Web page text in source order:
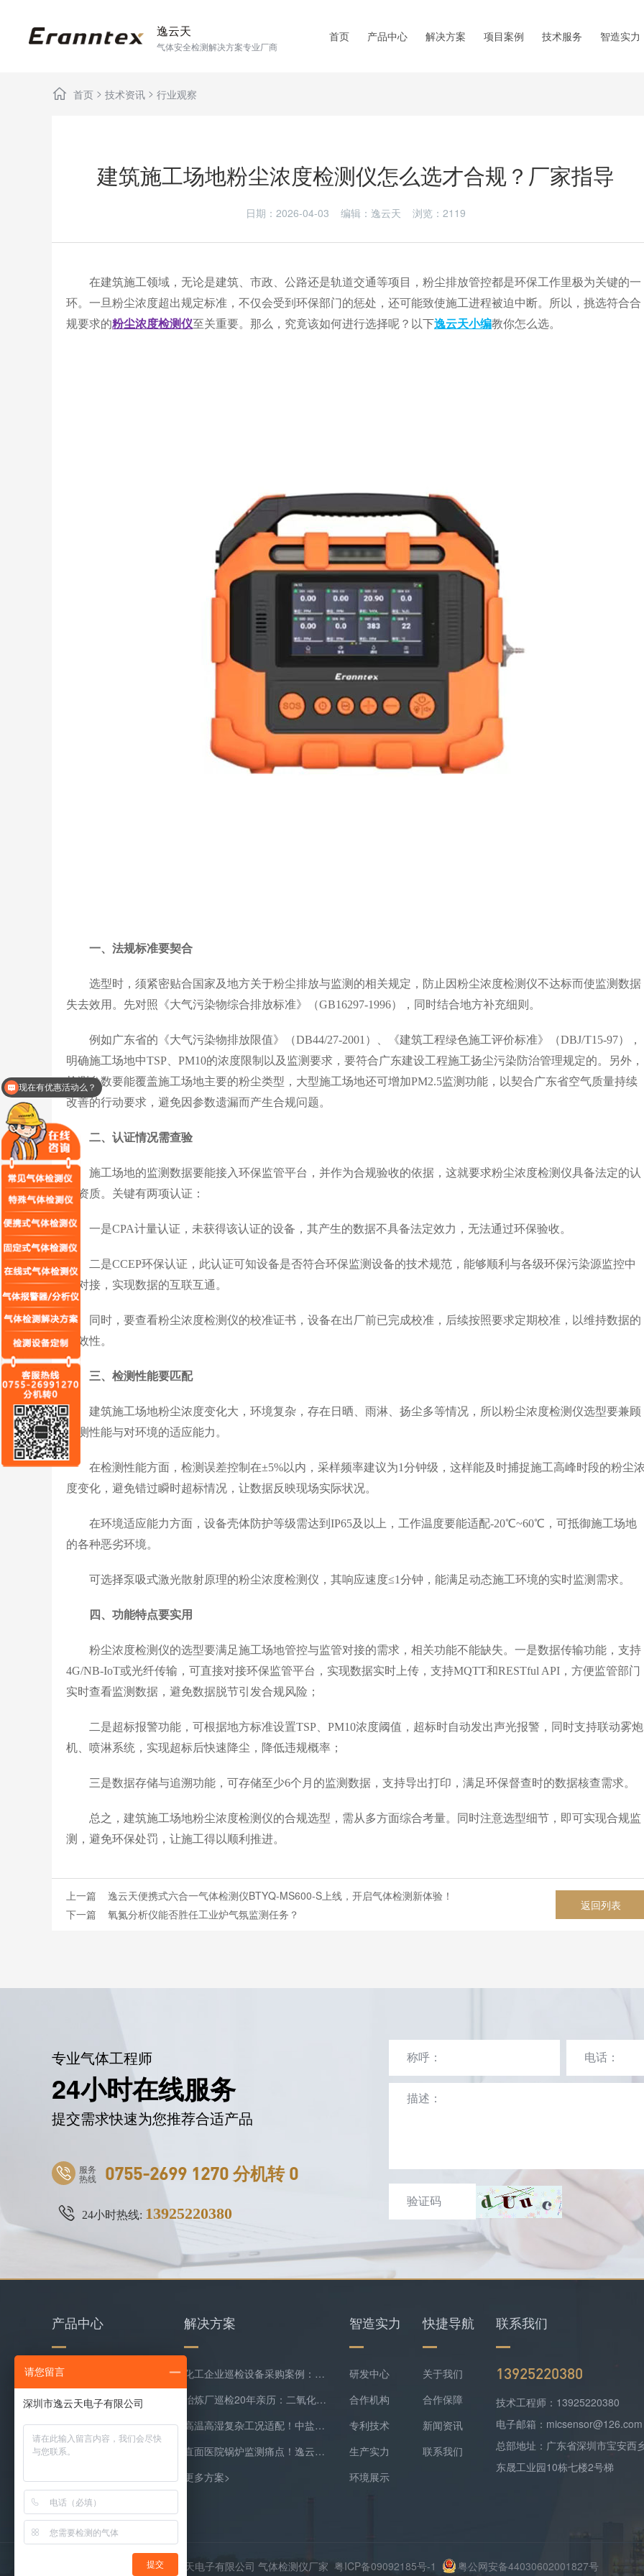
逸云天
气体安全检测解决方案专业厂商
首页 产品中心 解决方案 项目案例 技术服务 智造实力
首页 > 技术资讯 > 行业观察
建筑施工场地粉尘浓度检测仪怎么选才合规？厂家指导
日期：2026-04-03 编辑：逸云天 浏览： 2119
在建筑施工领域，无论是建筑、市政、公路还是轨道交通等项目，粉尘排放管控都是环保工作里极为关键的一
环。一旦粉尘浓度超出规定标准，不仅会受到环保部门的惩处，还可能致使施工进程被迫中断。所以，挑选符合合
规要求的粉尘浓度检测仪至关重要。那么，究竟该如何进行选择呢？以下逸云天小编教你怎么选。
一、法规标准要契合
选型时，须紧密贴合国家及地方关于粉尘排放与监测的相关规定，防止因粉尘浓度检测仪不达标而使监测数据
失去效用。先对照《大气污染物综合排放标准》（GB16297-1996），同时结合地方补充细则。
例如广东省的《大气污染物排放限值》（DB44/27-2001）、《建筑工程绿色施工评价标准》（DBJ/T15-97），
明确施工场地中TSP、PM10的浓度限制以及监测要求，要符合广东建设工程施工扬尘污染防治管理规定的。另外，
检测参数要能覆盖施工场地主要的粉尘类型，大型施工场地还可增加PM2.5监测功能，以契合广东省空气质量持续
改善的行动要求，避免因参数遗漏而产生合规问题。
二、认证情况需查验
施工场地的监测数据要能接入环保监管平台，并作为合规验收的依据，这就要求粉尘浓度检测仪具备法定的认
证资质。关键有两项认证：
一是CPA计量认证，未获得该认证的设备，其产生的数据不具备法定效力，无法通过环保验收。
二是CCEP环保认证，此认证可知设备是否符合环保监测设备的技术规范，能够顺利与各级环保污染源监控中
心对接，实现数据的互联互通。
同时，要查看粉尘浓度检测仪的校准证书，设备在出厂前已完成校准，后续按照要求定期校准，以维持数据的
有效性。
三、检测性能要匹配
建筑施工场地粉尘浓度变化大，环境复杂，存在日晒、雨淋、扬尘多等情况，所以粉尘浓度检测仪选型要兼顾
检测性能与对环境的适应能力。
在检测性能方面，检测误差控制在±5%以内，采样频率建议为1分钟级，这样能及时捕捉施工高峰时段的粉尘
度变化，避免错过瞬时超标情况，让数据反映现场实际状况。
在环境适应能力方面，设备壳体防护等级需达到IP65及以上，工作温度要能适配-20℃~60℃，可抵御施工场地
的各种恶劣环境。
可选择泵吸式激光散射原理的粉尘浓度检测仪，其响应速度≤1分钟，能满足动态施工环境的实时监测需求。
四、功能特点要实用
粉尘浓度检测仪的选型要满足施工场地管控与监管对接的需求，相关功能不能缺失。一是数据传输功能，支持
4G/NB-IoT或光纤传输，可直接对接环保监管平台，实现数据实时上传，支持MQTT和RESTful API，方便监管部门
实时查看监测数据，避免数据脱节引发合规风险；
二是超标报警功能，可根据地方标准设置TSP、PM10浓度阈值，超标时自动发出声光报警，同时支持联动雾炮
机、喷淋系统，实现超标后快速降尘，降低违规概率；
三是数据存储与追溯功能，可存储至少6个月的监测数据，支持导出打印，满足环保督查时的数据核查需求。
总之，建筑施工场地粉尘浓度检测仪的合规选型，需从多方面综合考量。同时注意选型细节，即可实现合规监
测，避免环保处罚，让施工得以顺利推进。
返回列表
上一篇 逸云天便携式六合一气体检测仪BTYQ-MS600-S上线，开启气体检测新体验！
下一篇 氧氮分析仪能否胜任工业炉气氛监测任务？
专业气体工程师
24小时在线服务
提交需求快速为您推荐合适产品
服务
热线 0755-2699 1270 分机转 0
24小时热线: 13925220380
产品中心
水质检测仪
环保类监测仪器
复合气体检测仪
气体在线监测预处理系统
解决方案
化工企业巡检设备采购案例：逸云天MS400系列苯乙烯检测仪+四合一检测仪配套落地
冶炼厂巡检20年亲历：二氧化硫隐形泄漏难察觉，便携式检测报警仪是防线
高温高湿复杂工况适配！中盐常州化工双氧水尾气精准监测方案落地
直面医院锅炉监测痛点！逸云天预处理+在线气体监测实现数据稳定上传
更多方案>
智造实力
研发中心
合作机构
专利技术
生产实力
环境展示
快捷导航
关于我们
合作保障
新闻资讯
联系我们
联系我们
13925220380
技术工程师：13925220380
电子邮箱：micsensor@126.com
总部地址：广东省深圳市宝安西
东晟工业园10栋七楼2号梯
Copyright © 2026 深圳市逸云天电子有限公司 气体检测仪厂家 粤ICP备09092185号-1 粤公网安备44030602001827号
现在有优惠活动么？
请您留言
提交